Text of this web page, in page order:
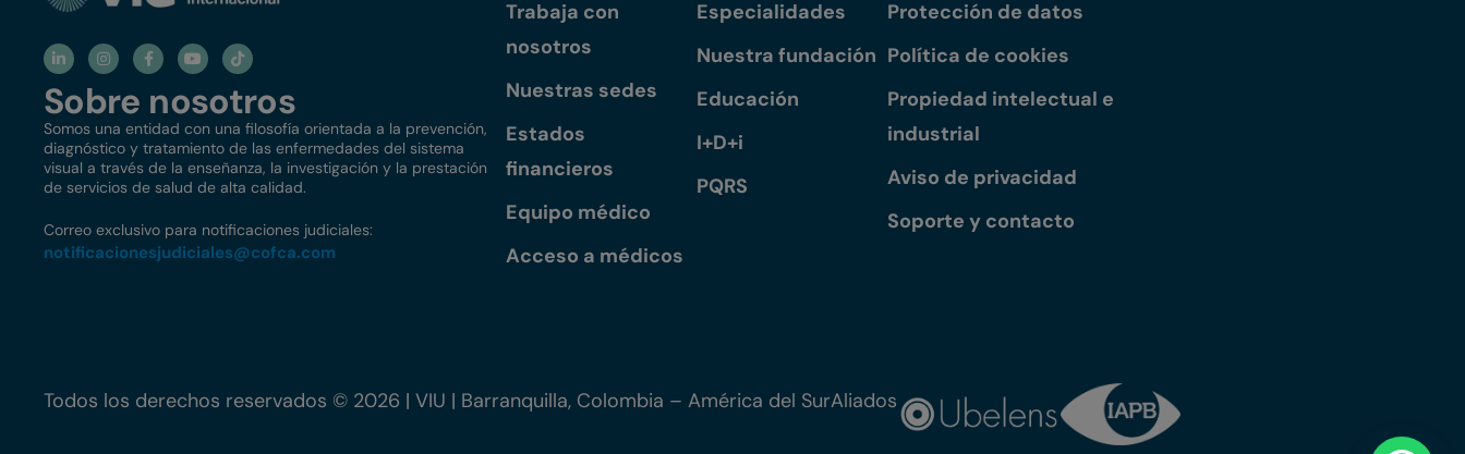
Sobre nosotros
Somos una entidad con una filosofía orientada a la prevención,
diagnóstico y tratamiento de las enfermedades del sistema
visual a través de la enseñanza, la investigación y la prestación
de servicios de salud de alta calidad.
Correo exclusivo para notificaciones judiciales:
notificacionesjudiciales@cofca.com
Trabaja con
nosotros
Nuestras sedes
Estados
financieros
Equipo médico
Acceso a médicos
Especialidades
Nuestra fundación
Educación
I+D+i
PQRS
Protección de datos
Política de cookies
Propiedad intelectual e
industrial
Aviso de privacidad
Soporte y contacto
Todos los derechos reservados © 2026 | VIU | Barranquilla, Colombia – América del SurAliados